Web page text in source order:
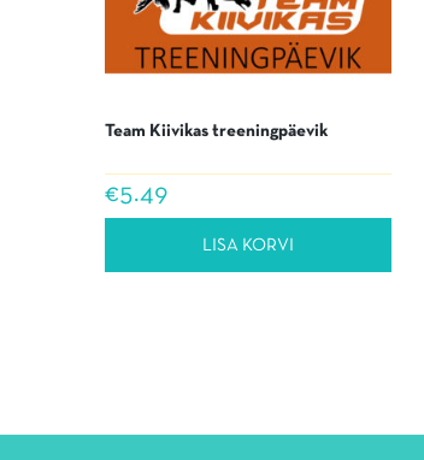
Team Kiivikas treeningpäevik
€5.49
LISA KORVI